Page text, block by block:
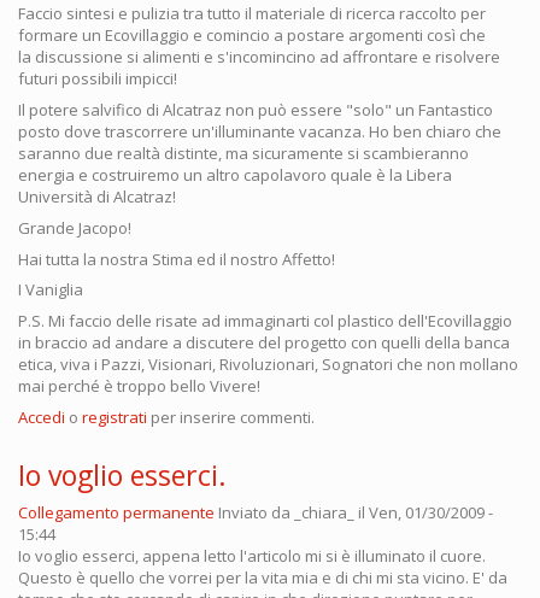
Faccio sintesi e pulizia tra tutto il materiale di ricerca raccolto per
formare un Ecovillaggio e comincio a postare argomenti così che
la discussione si alimenti e s'incomincino ad affrontare e risolvere
futuri possibili impicci!
Il potere salvifico di Alcatraz non può essere "solo" un Fantastico
posto dove trascorrere un'illuminante vacanza. Ho ben chiaro che
saranno due realtà distinte, ma sicuramente si scambieranno
energia e costruiremo un altro capolavoro quale è la Libera
Università di Alcatraz!
Grande Jacopo!
Hai tutta la nostra Stima ed il nostro Affetto!
I Vaniglia
P.S. Mi faccio delle risate ad immaginarti col plastico dell'Ecovillaggio
in braccio ad andare a discutere del progetto con quelli della banca
etica, viva i Pazzi, Visionari, Rivoluzionari, Sognatori che non mollano
mai perché è troppo bello Vivere!
Accedi o registrati per inserire commenti.
Io voglio esserci.
Collegamento permanente Inviato da _chiara_
il Ven, 01/30/2009 -
15:44
Io voglio esserci, appena letto l'articolo mi si è illuminato il cuore.
Questo è quello che vorrei per la vita mia e di chi mi sta vicino. E' da